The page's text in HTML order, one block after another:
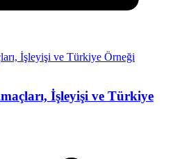
İşleyişi ve Türkiye